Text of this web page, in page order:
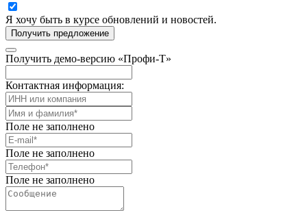
Я хочу быть в курсе обновлений и новостей.
Получить предложение
Получить демо-версию «Профи-Т»
Контактная информация:
Поле не заполнено
Поле не заполнено
Поле не заполнено